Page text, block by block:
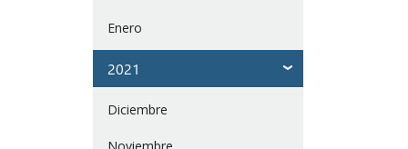
Enero
2021
Diciembre